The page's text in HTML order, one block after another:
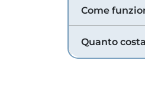
Come
Quanto